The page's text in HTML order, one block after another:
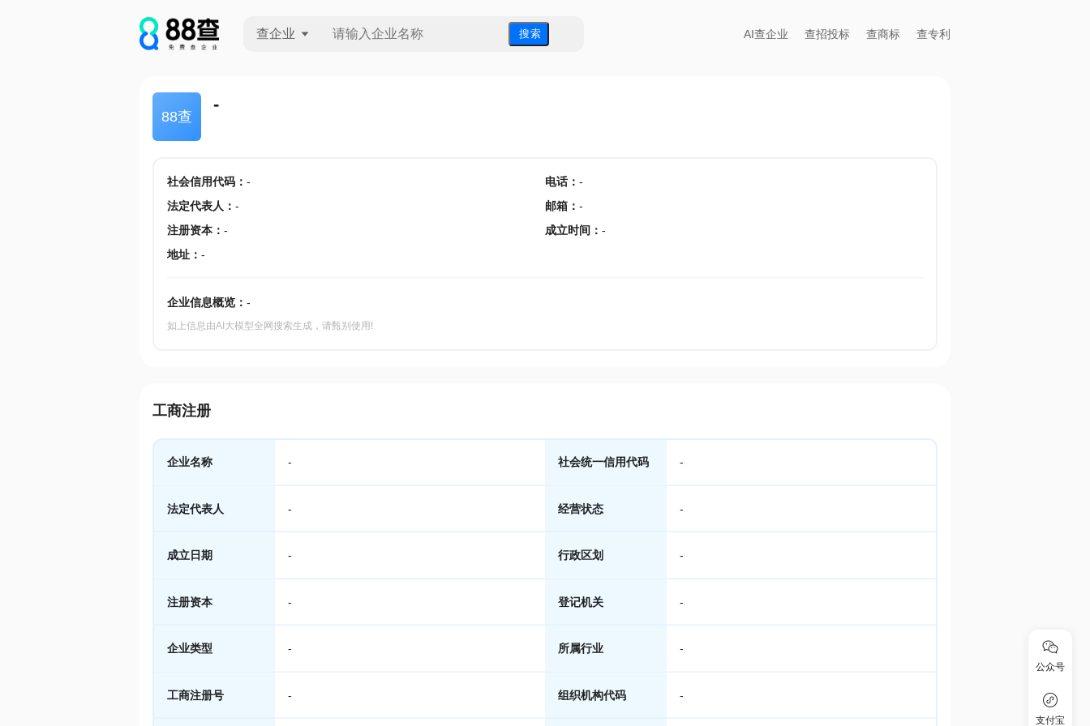
查企业 搜 索 AI查企业 查招投标 查商标 查专利
88查
-
社会信用代码： - 电话： -
法定代表人 ： - 邮箱 ： -
注册资本： - 成立时间 ： -
地址： -
企业信息概览： -
如上信息由AI大模型全网搜索生成，请甄别使用!
工商注册
企业名称 - 社会统一信用代码 -
法定代表人 - 经营状态 -
成立日期 - 行政区划 -
注册资本 - 登记机关 -
企业类型 - 所属行业 -
工商注册号 - 组织机构代码 -
公众号
支付宝